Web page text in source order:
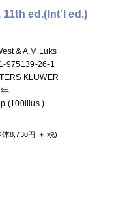
ed.(Int'l ed.)
& A.M.Luks
975139-26-1
KLUWER
体8,730円 ＋ 税)